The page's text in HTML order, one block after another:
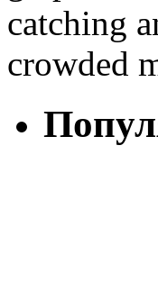
catching
crowded